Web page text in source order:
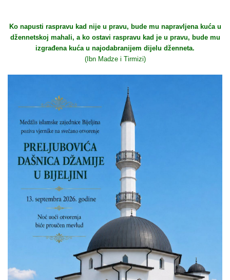
Ko napusti raspravu kad nije u pravu, bude mu napravljena kuća u
džennetskoj mahali, a ko ostavi raspravu kad je u pravu, bude mu
izgrađena kuća u najodabranijem dijelu dženneta.
(Ibn Madze i Tirmizi)